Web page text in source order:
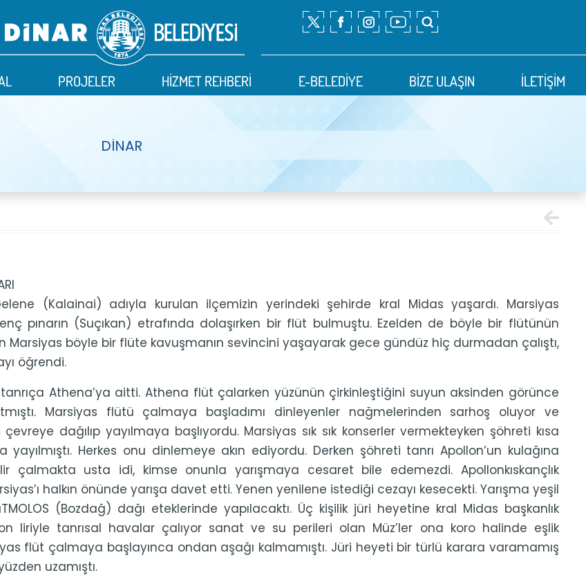
PROJELER HİZMET REHBERİ E-BELEDİYE BİZE ULAŞIN İLETİŞİM
PROJELER HİZMET REHBERİ E-BELEDİYE BİZE ULAŞIN İLETİŞİM
DİNAR
(Kalainai) adıyla kurulan ilçemizin yerindeki şehirde kral Midas yaşardı. Marsiyas
pınarın (Suçıkan) etrafında dolaşırken bir flüt bulmuştu. Ezelden de böyle bir flütünün
Marsiyas böyle bir flüte kavuşmanın sevincini yaşayarak gece gündüz hiç durmadan çalıştı,
öğrendi.
Athena’ya aitti. Athena flüt çalarken yüzünün çirkinleştiğini suyun aksinden görünce
Marsiyas flütü çalmaya başladımı dinleyenler nağmelerinden sarhoş oluyor ve
dağılıp yayılmaya başlıyordu. Marsiyas sık sık konserler vermekteyken şöhreti kısa
yayılmıştı. Herkes onu dinlemeye akın ediyordu. Derken şöhreti tanrı Apollon’un kulağına
çalmakta usta idi, kimse onunla yarışmaya cesaret bile edemezdi. Apollonkıskançlık
halkın önünde yarışa davet etti. Yenen yenilene istediği cezayı kesecekti. Yarışma yeşil
(Bozdağ) dağı eteklerinde yapılacaktı. Üç kişilik jüri heyetine kral Midas başkanlık
liriyle tanrısal havalar çalıyor sanat ve su perileri olan Müz’ler ona koro halinde eşlik
flüt çalmaya başlayınca ondan aşağı kalmamıştı. Jüri heyeti bir türlü karara varamamış
uzamıştı.